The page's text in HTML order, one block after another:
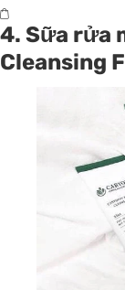
4. Sữa rửa
Cleansing